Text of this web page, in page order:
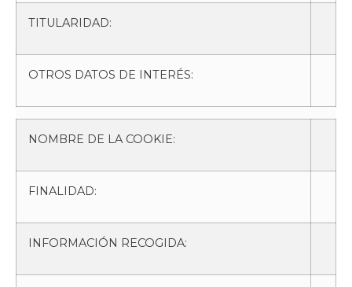
TITULARIDAD:
OTROS DATOS DE INTERÉS:
NOMBRE DE LA COOKIE:
FINALIDAD:
INFORMACIÓN RECOGIDA: